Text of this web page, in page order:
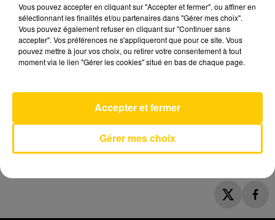
Beau Papa
VIANNEY
Vous pouvez accepter en cliquant sur "Accepter et fermer", ou affiner en
sélectionnant les finalités et/ou partenaires dans "Gérer mes choix".
Vous pouvez également refuser en cliquant sur "Continuer sans
accepter". Vos préférences ne s'appliqueront que pour ce site. Vous
pouvez mettre à jour vos choix, ou retirer votre consentement à tout
moment via le lien "Gérer les cookies" situé en bas de chaque page.
Gérer mes choix
Accepter et fermer